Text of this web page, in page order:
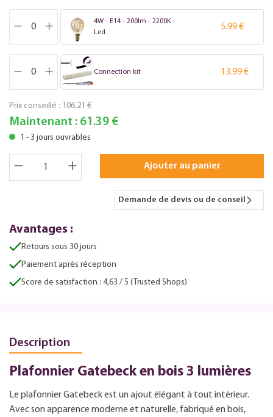
4W - E14 - 200lm - 2200K -
Led
5.99 €
Connection kit 13.99 €
Prix conseillé : 106.21 €
Maintenant : 61.39 €
1 - 3 jours ouvrables
Ajouter au panier
Demande de devis ou de conseil
Avantages :
Retours sous 30 jours
Paiement après réception
Score de satisfaction : 4,63 / 5 (Trusted Shops)
Description
Plafonnier Gatebeck en bois 3 lumières
Le plafonnier Gatebeck est un ajout élégant à tout intérieur.
Avec son apparence moderne et naturelle, fabriqué en bois,